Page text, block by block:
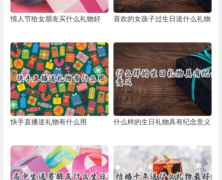
情人节给女朋友买什么礼物好 喜欢的女孩子过生日送什么礼物
快手直播送礼物有什么用 什么样的生日礼物具有纪念意义